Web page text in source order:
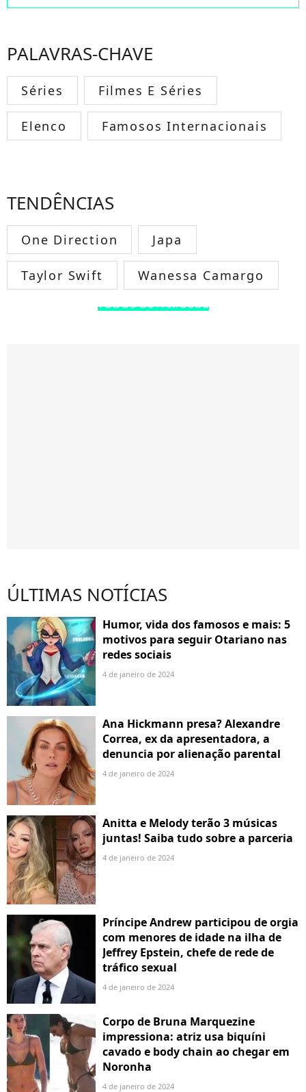
PALAVRAS-CHAVE
Séries Filmes E Séries
Elenco Famosos Internacionais
TENDÊNCIAS
One Direction Japa
Taylor Swift Wanessa Camargo
TODOS OS FAMOSOS
ÚLTIMAS NOTÍCIAS
Humor, vida dos famosos e mais: 5
motivos para seguir Otariano nas
redes sociais
4 de janeiro de 2024
Ana Hickmann presa? Alexandre
Correa, ex da apresentadora, a
denuncia por alienação parental
4 de janeiro de 2024
Anitta e Melody terão 3 músicas
juntas! Saiba tudo sobre a parceria
4 de janeiro de 2024
Príncipe Andrew participou de orgia
com menores de idade na ilha de
Jeffrey Epstein, chefe de rede de
tráfico sexual
4 de janeiro de 2024
Corpo de Bruna Marquezine
impressiona: atriz usa biquíni
cavado e body chain ao chegar em
Noronha
4 de janeiro de 2024